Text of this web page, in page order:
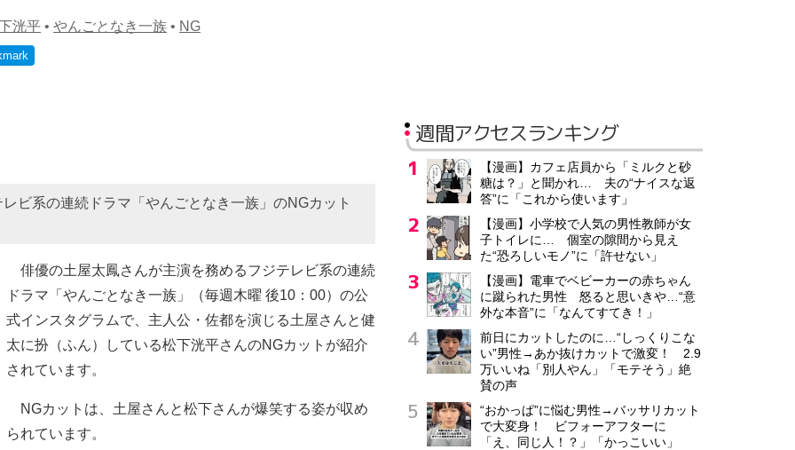
洸平 • やんごとなき一族 • NG
ビ系の連続ドラマ「やんごとなき一族」のNGカット
俳優の土屋太鳳さんが主演を務めるフジテレビ系の連続
ドラマ「やんごとなき一族」（毎週木曜 後10：00）の公
式インスタグラムで、主人公・佐都を演じる土屋さんと健
太に扮（ふん）している松下洸平さんのNGカットが紹介
されています。
NGカットは、土屋さんと松下さんが爆笑する姿が収め
られています。
週間アクセスランキング
【漫画】カフェ店員から「ミルクと砂
糖は？」と聞かれ… 夫の“ナイスな返
答”に「これから使います」
【漫画】小学校で人気の男性教師が女
子トイレに… 個室の隙間から見え
た“恐ろしいモノ”に「許せない」
【漫画】電車でベビーカーの赤ちゃん
に蹴られた男性 怒ると思いきや…“意
外な本音”に「なんてすてき！」
前日にカットしたのに…“しっくりこな
い”男性→あか抜けカットで激変！ 2.9
万いいね「別人やん」「モテそう」絶
賛の声
“おかっぱ”に悩む男性→バッサリカット
で大変身！ ビフォーアフターに
「え、同じ人！？」「かっこいい」